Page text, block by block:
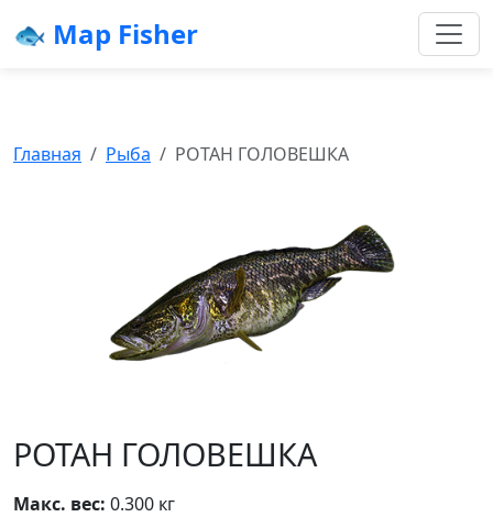
🐟 Map Fisher
Главная Рыба РОТАН ГОЛОВЕШКА
РОТАН ГОЛОВЕШКА
Макс. вес: 0.300 кг